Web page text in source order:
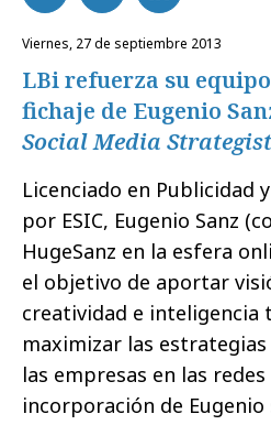
viernes, 27 de septiembre 2013
LBi refuerza su
fichaje de Eugenio
Social Media Strategist
Licenciado en Publicidad
por ESIC, Eugenio Sanz
HugeSanz en la esfera
el objetivo de aportar
creatividad e inteligencia
maximizar las estrategias
las empresas en las redes
incorporación de